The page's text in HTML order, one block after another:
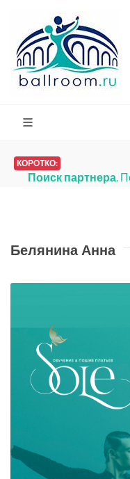
КОРОТКО:
Поиск партнера.
Белянина Анна